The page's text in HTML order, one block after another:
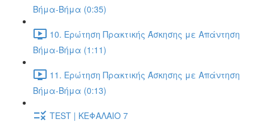
Βήμα-Βήμα (0:35)
10. Ερώτηση Πρακτικής Άσκησης με Απάντηση
Βήμα-Βήμα (1:11)
11. Ερώτηση Πρακτικής Άσκησης με Απάντηση
Βήμα-Βήμα (0:13)
TEST | ΚΕΦΑΛΑΙΟ 7